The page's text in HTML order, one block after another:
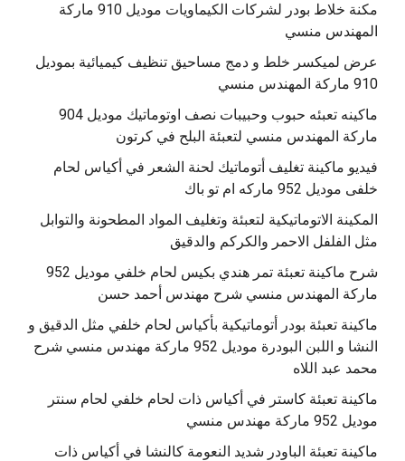
مكنة خلاط بودر لشركات الكيماويات موديل 910 ماركة
المهندس منسي
عرض لميكسر خلط و دمج مساحيق تنظيف كيميائية بموديل
910 ماركة المهندس منسي
‫ماكينه تعبئه حبوب وحبيبات نصف اوتوماتيك موديل 904
‫فيديو ماكينة تغليف أتوماتيك لحنة الشعر في أكياس لحام
خلفى موديل 952 ماركه ام تو باك
المكينة الاتوماتيكية لتعبئة وتغليف المواد المطحونة والتوابل
مثل الفلفل الاحمر والكركم والدقيق
‫شرح ماكينة تعبئة تمر هندي بكيس لحام خلفي موديل 952
ماكينة تعبئة بودر أتوماتيكية بأكياس لحام خلفي مثل الدقيق و
النشا و اللبن البودرة موديل 952 ماركة مهندس منسي شرح
محمد عبد اللاه
‫ماكينة تعبئة كاستر في أكياس ذات لحام خلفي لحام سنتر
موديل 952 ماركة مهندس منسي
‫ماكينة تعبئة الباودر شديد النعومة كالنشا في أكياس ذات